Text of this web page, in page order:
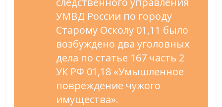
УМВД России по городу
Старому Осколу 01,11 было
возбуждено два уголовных
дела по статье 167 часть 2
УК РФ 01,18 «Умышленное
повреждение чужого
имущества».